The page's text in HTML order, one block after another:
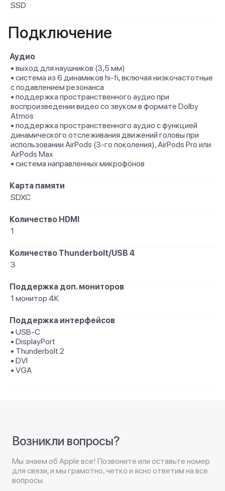
SSD
Подключение
Аудио
• выход для наушников (3,5 мм)
• система из 6 динамиков hi-fi, включая низкочастотные
с подавлением резонанса
• поддержка пространственного аудио при
воспроизведении видео со звуком в формате Dolby
Atmos
• поддержка пространственного аудио с функцией
динамического отслеживания движений головы при
использовании AirPods (3‑го поколения), AirPods Pro или
AirPods Max
• система направленных микрофонов
Карта памяти
SDXC
Количество HDMI
1
Количество Thunderbolt/USB 4
3
Поддержка доп. мониторов
1 монитор 4К
Поддержка интерфейсов
• USB-C
• DisplayPort
• Thunderbolt 2
• DVI
• VGA
Возникли вопросы?
Мы знаем об Apple все! Позвоните или оставьте номер
для связи, и мы грамотно, четко и ясно ответим на все
вопросы.